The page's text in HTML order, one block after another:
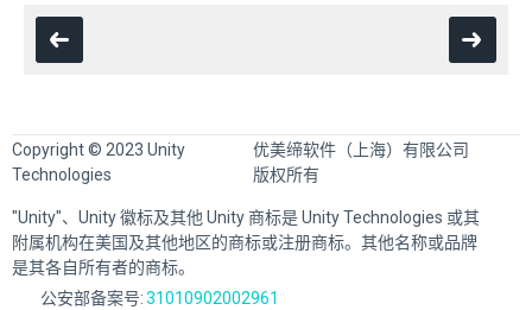
Copyright © 2023 Unity
Technologies
优美缔软件（上海）有限公司
版权所有
"Unity"、Unity 徽标及其他 Unity 商标是 Unity Technologies 或其
附属机构在美国及其他地区的商标或注册商标。其他名称或品牌
是其各自所有者的商标。
公安部备案号:31010902002961